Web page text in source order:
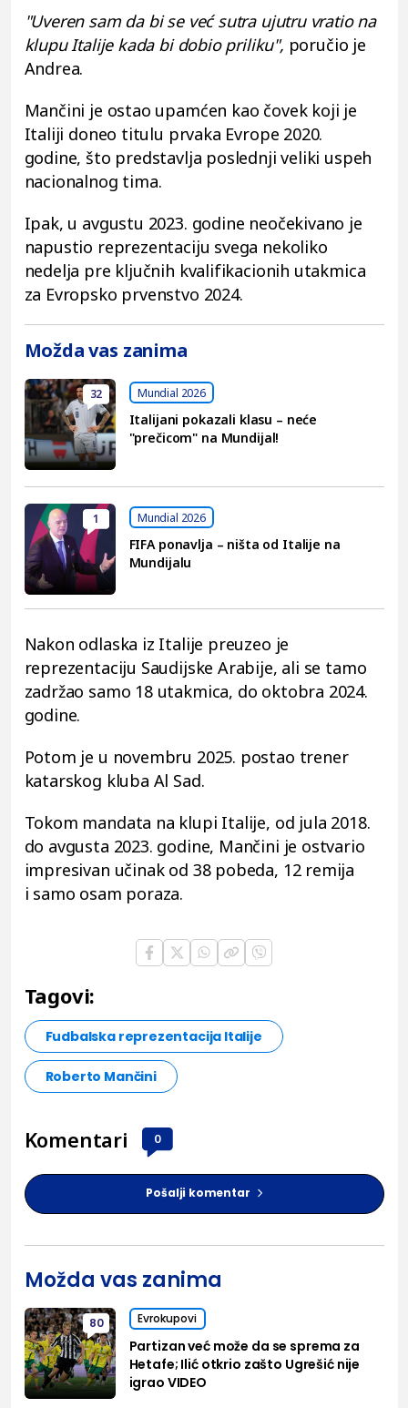
"Uveren sam da bi se već sutra ujutru vratio na
klupu Italije kada bi dobio priliku", poručio je
Andrea.
Mančini je ostao upamćen kao čovek koji je
Italiji doneo titulu prvaka Evrope 2020.
godine, što predstavlja poslednji veliki uspeh
nacionalnog tima.
Ipak, u avgustu 2023. godine neočekivano je
napustio reprezentaciju svega nekoliko
nedelja pre ključnih kvalifikacionih utakmica
za Evropsko prvenstvo 2024.
Možda vas zanima
32 Mundial 2026
Italijani pokazali klasu – neće
"prečicom" na Mundijal!
1 Mundial 2026
FIFA ponavlja – ništa od Italije na
Mundijalu
Nakon odlaska iz Italije preuzeo je
reprezentaciju Saudijske Arabije, ali se tamo
zadržao samo 18 utakmica, do oktobra 2024.
godine.
Potom je u novembru 2025. postao trener
katarskog kluba Al Sad.
Tokom mandata na klupi Italije, od jula 2018.
do avgusta 2023. godine, Mančini je ostvario
impresivan učinak od 38 pobeda, 12 remija
i samo osam poraza.
Tagovi:
Fudbalska reprezentacija Italije
Roberto Mančini
Komentari 0
Pošalji komentar
Možda vas zanima
80 Evrokupovi
Partizan već može da se sprema za
Hetafe; Ilić otkrio zašto Ugrešić nije
igrao VIDEO